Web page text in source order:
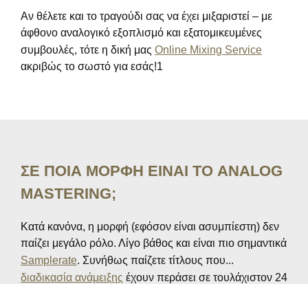
Αν θέλετε και το τραγούδι σας να έχει μιξαριστεί – με
άφθονο αναλογικό εξοπλισμό και εξατομικευμένες
συμβουλές, τότε η δική μας Online Mixing Service
ακριβώς το σωστό για εσάς!1
ΣΕ ΠΟΙΑ ΜΟΡΦΗ ΕΙΝΑΙ ΤΟ ANALOG
MASTERING;
Κατά κανόνα, η μορφή (εφόσον είναι ασυμπίεστη) δεν
παίζει μεγάλο ρόλο. Λίγο βάθος και είναι πιο σημαντικά
Samplerate. Συνήθως παίζετε τίτλους που...
διαδικασία ανάμειξης έχουν περάσει σε τουλάχιστον 24